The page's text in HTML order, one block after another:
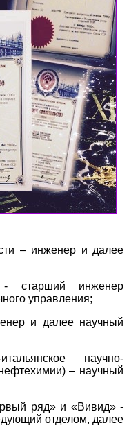
инженер и далее
старший инженер
управления;
и далее научный
научно-
– научный
ряд» и «Вивид» -
отделом, далее